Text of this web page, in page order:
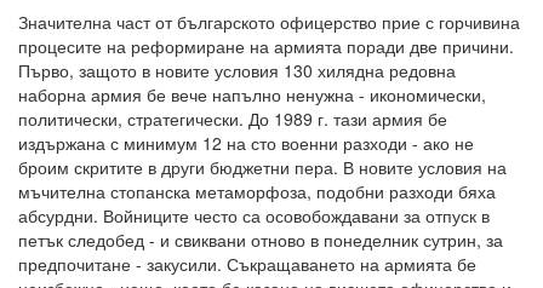
Значителна част от българското офицерство прие с горчивина
процесите на реформиране на армията поради две причини.
Първо, защото в новите условия 130 хилядна редовна
наборна армия бе вече напълно ненужна - икономически,
политически, стратегически. До 1989 г. тази армия бе
издържана с минимум 12 на сто военни разходи - ако не
броим скритите в други бюджетни пера. В новите условия на
мъчителна стопанска метаморфоза, подобни разходи бяха
абсурдни. Войниците често са осовобождавани за отпуск в
петък следобед - и свиквани отново в понеделник сутрин, за
предпочитане - закусили. Съкращаването на армията бе